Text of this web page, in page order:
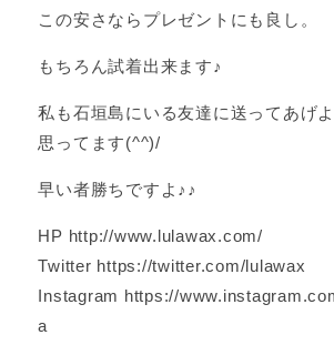
この安さならプレゼントにも良し。
もちろん試着出来ます♪
私も石垣島にいる友達に送ってあげ
思ってます(^^)/
早い者勝ちですよ♪♪
HP http://www.lulawax.com/
Twitter https://twitter.com/lulawax
Instagram https://
a